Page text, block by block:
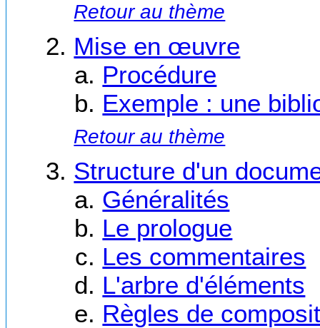
Retour au thème
Mise en œuvre
Procédure
Exemple : une
Retour au thème
Structure d'un
Généralités
Le prologue
Les commentaires
L'arbre d'éléments
Règles de